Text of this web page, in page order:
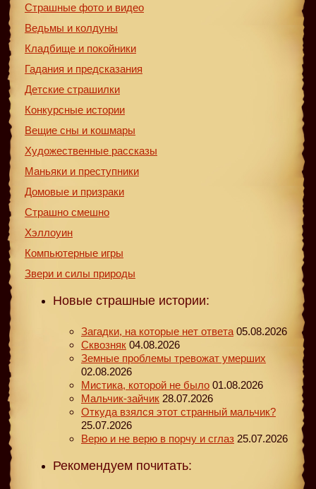
Страшные фото и видео
Ведьмы и колдуны
Кладбище и покойники
Гадания и предсказания
Детские страшилки
Конкурсные истории
Вещие сны и кошмары
Художественные рассказы
Маньяки и преступники
Домовые и призраки
Страшно смешно
Хэллоуин
Компьютерные игры
Звери и силы природы
Новые страшные истории:
Загадки, на которые нет ответа 05.08.2026
Сквозняк 04.08.2026
Земные проблемы тревожат умерших
02.08.2026
Мистика, которой не было 01.08.2026
Мальчик-зайчик 28.07.2026
Откуда взялся этот странный мальчик?
25.07.2026
Верю и не верю в порчу и сглаз 25.07.2026
Рекомендуем почитать: